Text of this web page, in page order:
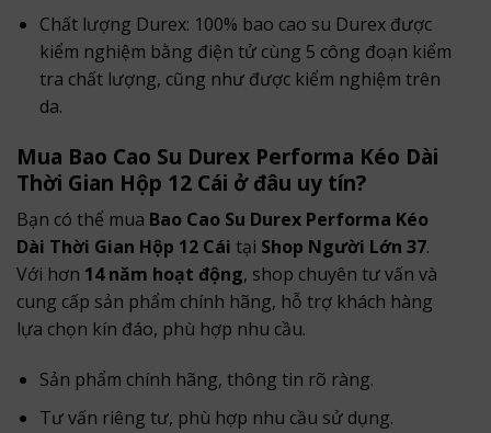
Chất lượng Durex: 100% bao cao su Durex được
kiểm nghiệm bằng điện tử cùng 5 công đoạn kiểm
tra chất lượng, cũng như được kiểm nghiệm trên
da.
Mua Bao Cao Su Durex Performa Kéo Dài
Thời Gian Hộp 12 Cái ở đâu uy tín?
Bạn có thể mua Bao Cao Su Durex Performa Kéo
Dài Thời Gian Hộp 12 Cái tại Shop Người Lớn 37.
Với hơn 14 năm hoạt động, shop chuyên tư vấn và
cung cấp sản phẩm chính hãng, hỗ trợ khách hàng
lựa chọn kín đáo, phù hợp nhu cầu.
Sản phẩm chính hãng, thông tin rõ ràng.
Tư vấn riêng tư, phù hợp nhu cầu sử dụng.